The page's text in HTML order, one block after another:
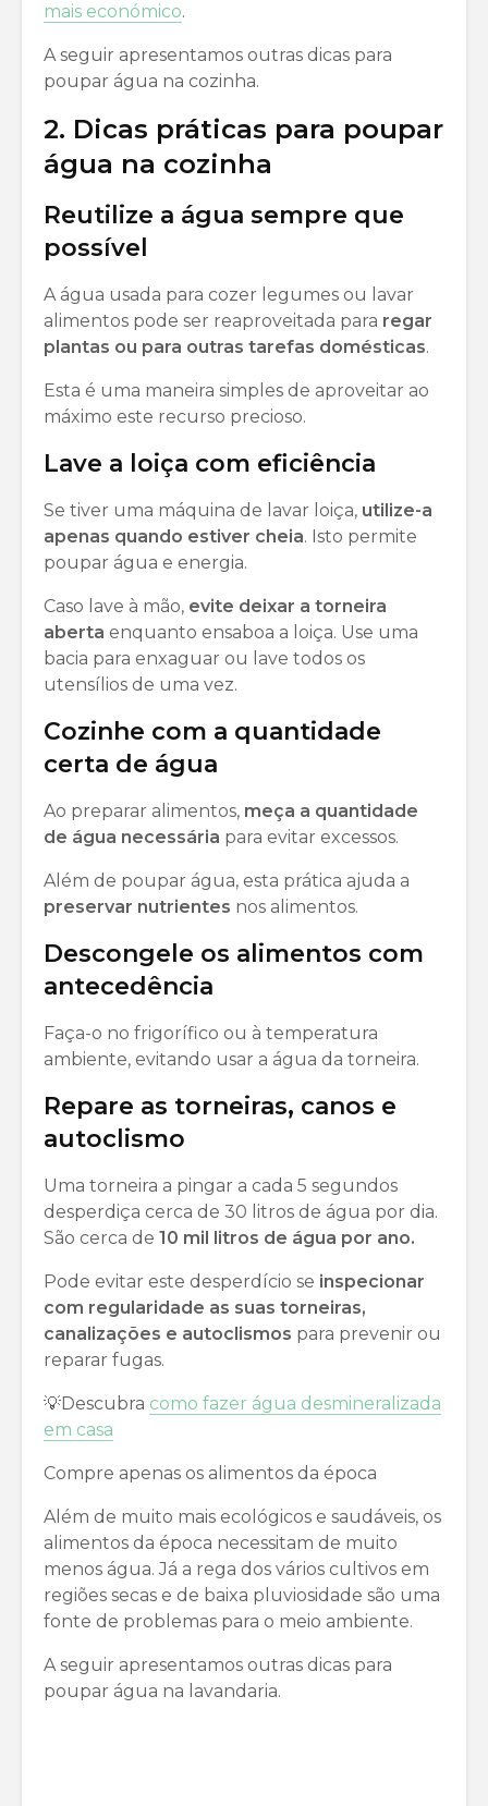
mais económico.
A seguir apresentamos outras dicas para
poupar água na cozinha.
2. Dicas práticas para poupar
água na cozinha
Reutilize a água sempre que
possível
A água usada para cozer legumes ou lavar
alimentos pode ser reaproveitada para regar
plantas ou para outras tarefas domésticas.
Esta é uma maneira simples de aproveitar ao
máximo este recurso precioso.
Lave a loiça com eficiência
Se tiver uma máquina de lavar loiça, utilize-a
apenas quando estiver cheia. Isto permite
poupar água e energia.
Caso lave à mão, evite deixar a torneira
aberta enquanto ensaboa a loiça. Use uma
bacia para enxaguar ou lave todos os
utensílios de uma vez.
Cozinhe com a quantidade
certa de água
Ao preparar alimentos, meça a quantidade
de água necessária para evitar excessos.
Além de poupar água, esta prática ajuda a
preservar nutrientes nos alimentos.
Descongele os alimentos com
antecedência
Faça-o no frigorífico ou à temperatura
ambiente, evitando usar a água da torneira.
Repare as torneiras, canos e
autoclismo
Uma torneira a pingar a cada 5 segundos
desperdiça cerca de 30 litros de água por dia.
São cerca de 10 mil litros de água por ano.
Pode evitar este desperdício se inspecionar
com regularidade as suas torneiras,
canalizações e autoclismos para prevenir ou
reparar fugas.
💡Descubra como fazer água desmineralizada
em casa
Compre apenas os alimentos da época
Além de muito mais ecológicos e saudáveis, os
alimentos da época necessitam de muito
menos água. Já a rega dos vários cultivos em
regiões secas e de baixa pluviosidade são uma
fonte de problemas para o meio ambiente.
A seguir apresentamos outras dicas para
poupar água na lavandaria.